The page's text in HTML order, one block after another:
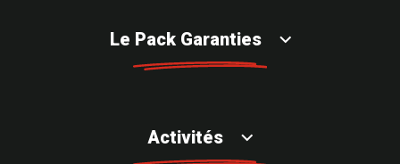
Le Pack Garanties
Activités